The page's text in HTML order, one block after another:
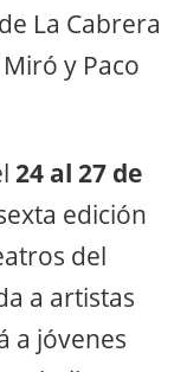
La Cabrera
y Paco
24 al 27 de
edición
del
a artistas
a jóvenes